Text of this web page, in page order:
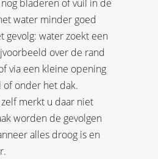
bladeren of vuil in de
water minder goed
gevolg: water zoekt een
over de rand
via een kleine opening
of onder het dak.
merkt u daar niet
worden de gevolgen
alles droog is en